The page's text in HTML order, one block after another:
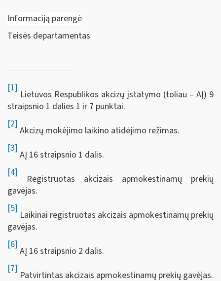
Informaciją parengė
Teisės departamentas
[1]
Lietuvos Respublikos akcizų įstatymo (toliau – AĮ) 9
straipsnio 1 dalies 1 ir 7 punktai.
[2]
Akcizų mokėjimo laikino atidėjimo režimas.
[3]
AĮ 16 straipsnio 1 dalis.
[4]
Registruotas akcizais apmokestinamų prekių
gavėjas.
[5]
Laikinai registruotas akcizais apmokestinamų prekių
gavėjas.
[6]
AĮ 16 straipsnio 2 dalis.
[7]
Patvirtintas akcizais apmokestinamų prekių gavėjas.